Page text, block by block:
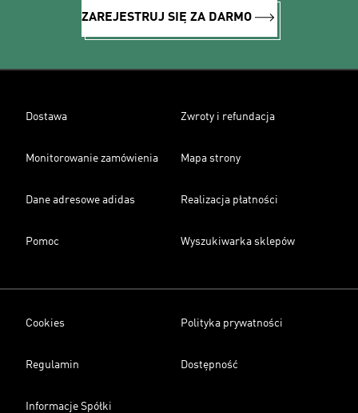
ZAREJESTRUJ SIĘ ZA DARMO
Dostawa Zwroty i refundacja
Monitorowanie zamówienia Mapa strony
Dane adresowe adidas Realizacja płatności
Pomoc Wyszukiwarka sklepów
Cookies Polityka prywatności
Regulamin Dostępność
Informacje Spółki